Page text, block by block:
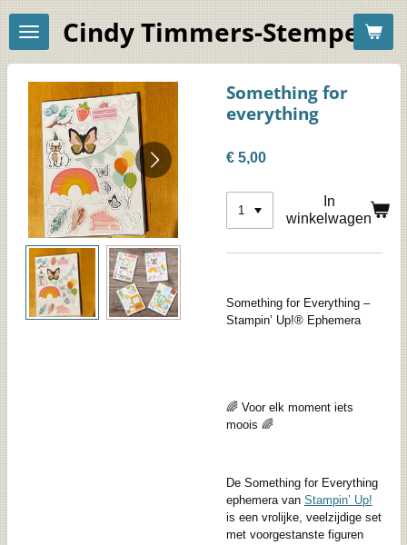
Ga
direct
naar
de
hoofdinhoud
Cindy Timmers-
Something for
everything
€ 5,00
In
winkelwagen
Something for Everything –
Stampin’ Up!® Ephemera
🌈 Voor elk moment iets
moois 🌈
De Something for Everything
ephemera van Stampin’ Up!
is een vrolijke, veelzijdige set
met voorgestanste figuren